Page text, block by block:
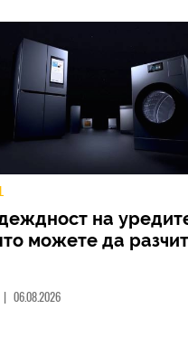
– ново име, познато